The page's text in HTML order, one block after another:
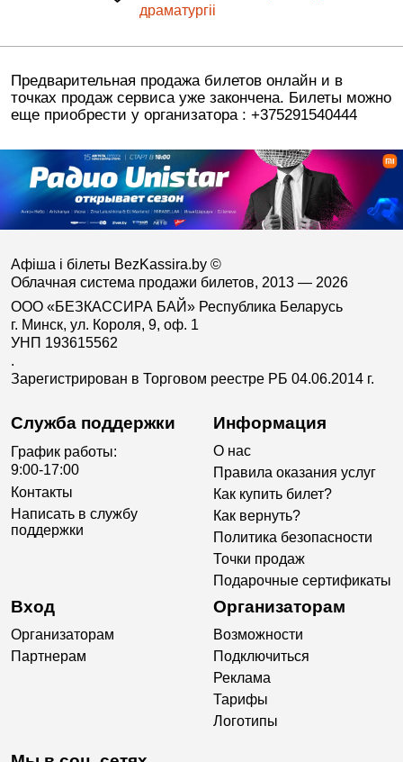
драматургii
Предварительная продажа билетов онлайн и в
точках продаж сервиса уже закончена. Билеты можно
еще приобрести у организатора : +375291540444
Афіша і білеты BezKassira.by ©
Облачная система продажи билетов, 2013 — 2026
ООО «БЕЗКАССИРА БАЙ» Республика Беларусь
г. Минск, ул. Короля, 9, оф. 1
УНП 193615562
.
Зарегистрирован в Торговом реестре РБ 04.06.2014 г.
Служба поддержки
График работы:
9:00-17:00
Контакты
Написать в службу
поддержки
Информация
О нас
Правила оказания услуг
Как купить билет?
Как вернуть?
Политика безопасности
Точки продаж
Подарочные сертификаты
Вход
Организаторам
Партнерам
Организаторам
Возможности
Подключиться
Реклама
Тарифы
Логотипы